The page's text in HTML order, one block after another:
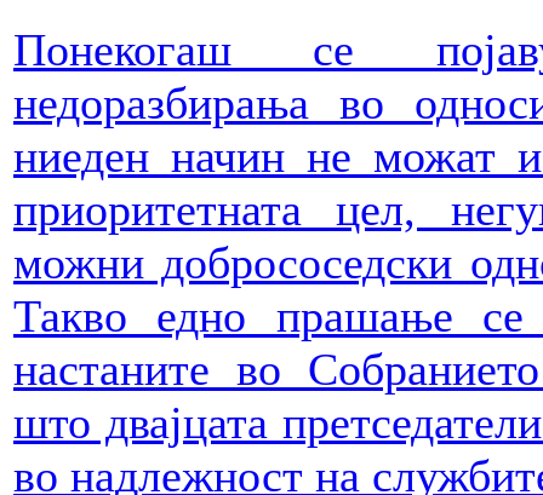
Понекогаш се
недоразбирања во
ниеден начин не можат
приоритетната цел,
можни добрососедски
Такво едно прашање се
настаните во
што двајцата
во надлежност на